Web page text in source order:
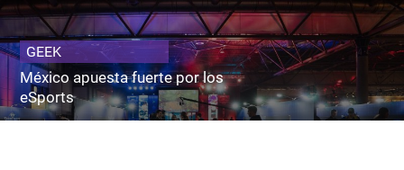
GEEK
México apuesta fuerte por los
eSports